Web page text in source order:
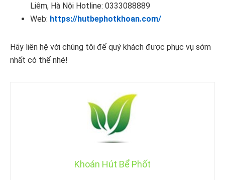
Liêm, Hà Nội Hotline: 0333088889
Web: https://hutbephotkhoan.com/
Hãy liên hệ với chúng tôi để quý khách được phục vụ sớm
nhất có thể nhé!
Khoán Hút Bể Phốt